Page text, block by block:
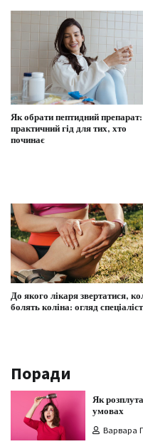
Як обрати пептидний препарат:
практичний гід для тих, хто
починає
До якого лікаря звертатися,
болять коліна: огляд
Поради
Як
умовах
Варвара